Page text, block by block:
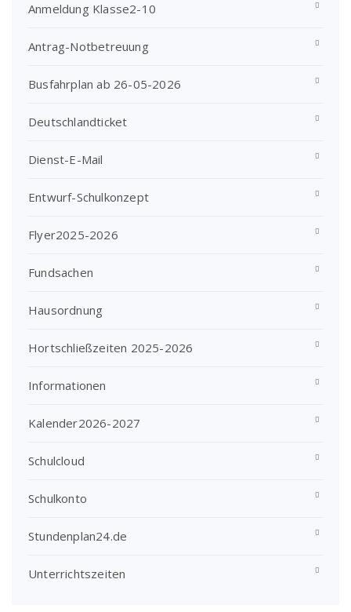
Anmeldung Klasse2-10
Antrag-Notbetreuung
Busfahrplan ab 26-05-2026
Deutschlandticket
Dienst-E-Mail
Entwurf-Schulkonzept
Flyer2025-2026
Fundsachen
Hausordnung
Hortschließzeiten 2025-2026
Informationen
Kalender2026-2027
Schulcloud
Schulkonto
Stundenplan24.de
Unterrichtszeiten